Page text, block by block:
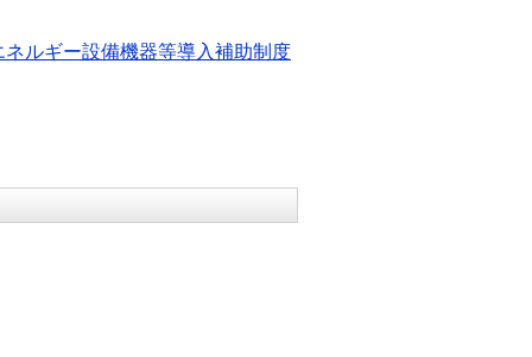
ルギー設備機器等導入補助制度